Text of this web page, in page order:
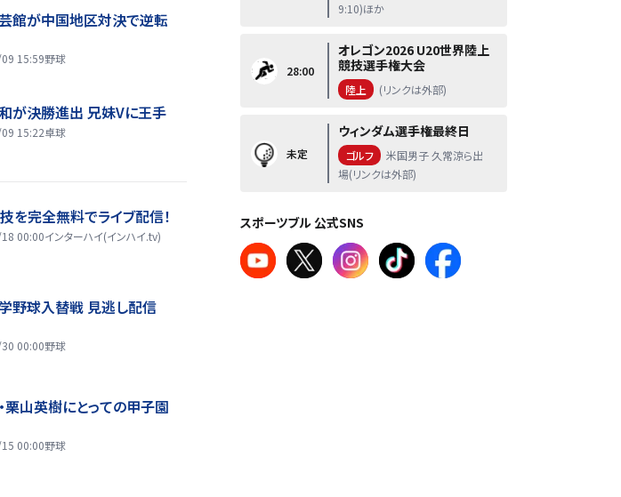
館が中国地区対決で逆転
15:59野球
が決勝進出 兄妹Vに王手
15:22卓球
を完全無料でライブ配信！
00:00インターハイ(インハイ.tv)
野球入替戦 見逃し配信
00:00野球
栗山英樹にとっての甲子園
00:00野球
9:10)ほか
28:00
オレゴン2026 U20世界陸上
競技選手権大会
陸上 (リンクは外部)
未定
ウィンダム選手権最終日
ゴルフ
米国男子 久常涼ら出
場(リンクは外部)
スポーツブル 公式SNS